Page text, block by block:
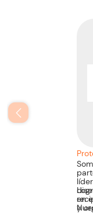
en
y